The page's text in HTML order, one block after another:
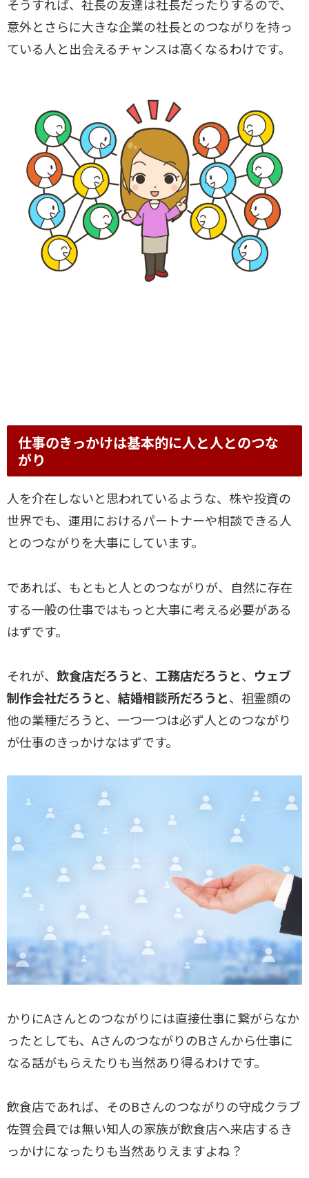
そうすれば、社長の友達は社長だったりするので、
意外とさらに大きな企業の社長とのつながりを持っ
ている人と出会えるチャンスは高くなるわけです。
仕事のきっかけは基本的に人と人とのつな
がり
人を介在しないと思われているような、株や投資の
世界でも、運用におけるパートナーや相談できる人
とのつながりを大事にしています。
であれば、もともと人とのつながりが、自然に存在
する一般の仕事ではもっと大事に考える必要がある
はずです。
それが、 飲食店だろうと、 工務店だろうと、 ウェブ
制作会社だろうと、 結婚相談所だろうと、祖霊顔の
他の業種だろうと、一つ一つは必ず人とのつながり
が仕事のきっかけなはずです。
かりにAさんとのつながりには直接仕事に繋がらなか
ったとしても、AさんのつながりのBさんから仕事に
なる話がもらえたりも当然あり得るわけです。
飲食店であれば、そのBさんのつながりの守成クラブ
佐賀会員では無い知人の家族が飲食店へ来店するき
っかけになったりも当然ありえますよね？